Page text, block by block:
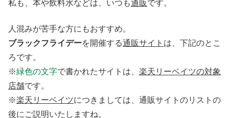
私も、本や飲料水などは、いつも通販です。
人混みが苦手な方にもおすすめ。
ブラックフライデーを開催する通販サイト は、下記のとこ
ろです。
※緑色の文字で書かれたサイトは、 楽天リーベイツの対象
店舗です。
※楽天リーベイツにつきましては、通販サイトのリストの
後にご説明いたしますね。